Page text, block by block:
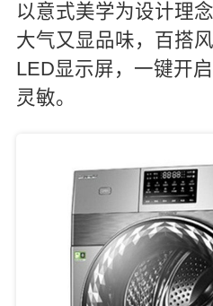
以意式美学为设计理
大气又显品味，百搭
LED显示屏，一键开
灵敏。